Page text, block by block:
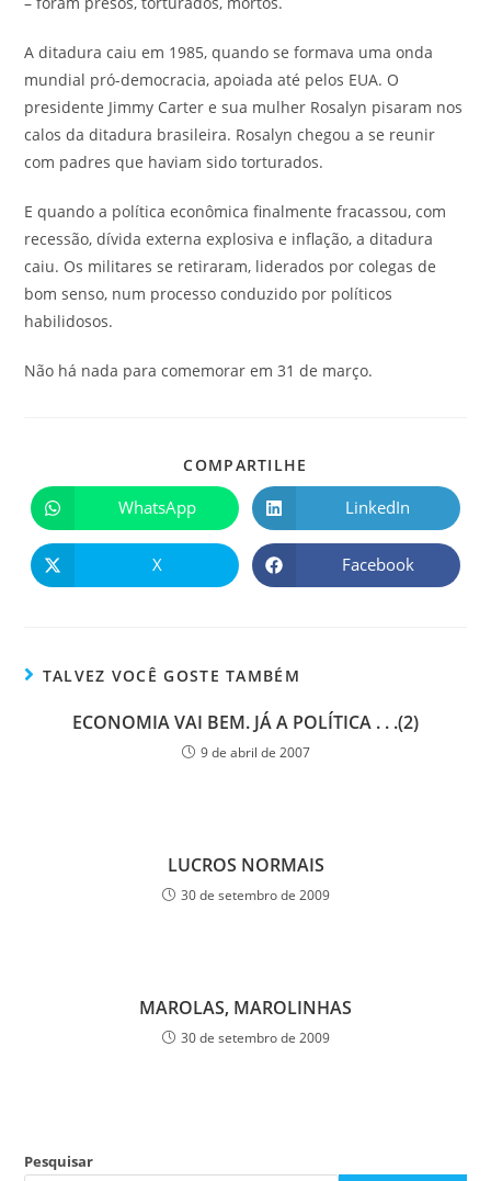
A ditadura caiu em 1985, quando se formava uma onda
mundial pró-democracia, apoiada até pelos EUA. O
presidente Jimmy Carter e sua mulher Rosalyn pisaram nos
calos da ditadura brasileira. Rosalyn chegou a se reunir
com padres que haviam sido torturados.
E quando a política econômica finalmente fracassou, com
recessão, dívida externa explosiva e inflação, a ditadura
caiu. Os militares se retiraram, liderados por colegas de
bom senso, num processo conduzido por políticos
habilidosos.
Não há nada para comemorar em 31 de março.
COMPARTILHE
WhatsApp LinkedIn
X Facebook
TALVEZ VOCÊ GOSTE TAMBÉM
ECONOMIA VAI BEM. JÁ A POLÍTICA . . .(2)
9 de abril de 2007
LUCROS NORMAIS
30 de setembro de 2009
MAROLAS, MAROLINHAS
30 de setembro de 2009
Pesquisar